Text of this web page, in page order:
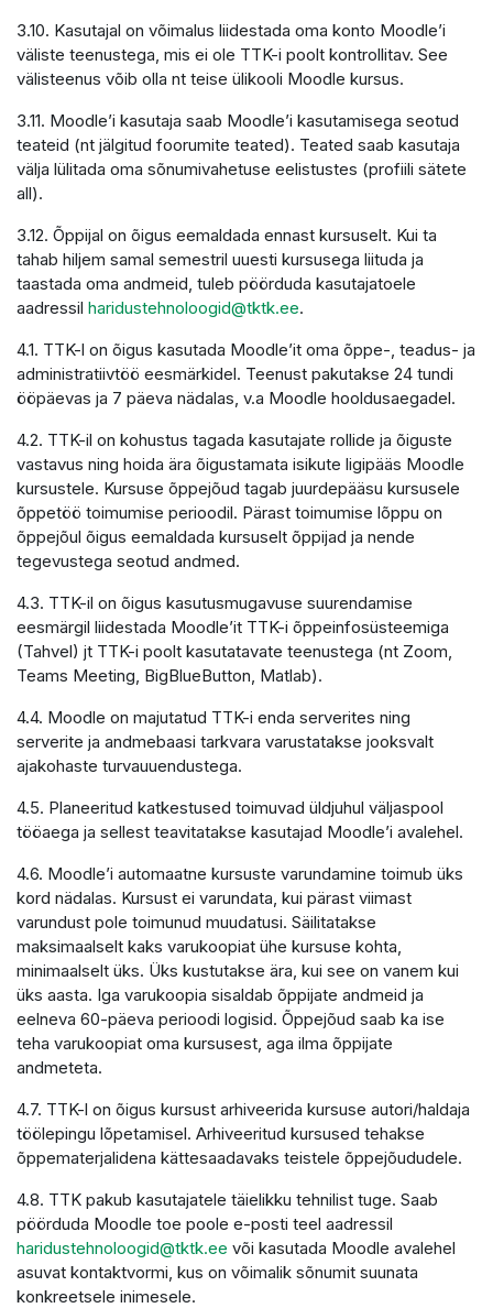
3.10. Kasutajal on võimalus liidestada oma konto Moodle’i
väliste teenustega, mis ei ole TTK-i poolt kontrollitav. See
välisteenus võib olla nt teise ülikooli Moodle kursus.
3.11. Moodle’i kasutaja saab Moodle’i kasutamisega seotud
teateid (nt jälgitud foorumite teated). Teated saab kasutaja
välja lülitada oma sõnumivahetuse eelistustes (profiili sätete
all).
3.12. Õppijal on õigus eemaldada ennast kursuselt. Kui ta
tahab hiljem samal semestril uuesti kursusega liituda ja
taastada oma andmeid, tuleb pöörduda kasutajatoele
aadressil haridustehnoloogid@tktk.ee.
4.1. TTK-l on õigus kasutada Moodle’it oma õppe-, teadus- ja
administratiivtöö eesmärkidel. Teenust pakutakse 24 tundi
ööpäevas ja 7 päeva nädalas, v.a Moodle hooldusaegadel.
4.2. TTK-il on kohustus tagada kasutajate rollide ja õiguste
vastavus ning hoida ära õigustamata isikute ligipääs Moodle
kursustele. Kursuse õppejõud tagab juurdepääsu kursusele
õppetöö toimumise perioodil. Pärast toimumise lõppu on
õppejõul õigus eemaldada kursuselt õppijad ja nende
tegevustega seotud andmed.
4.3. TTK-il on õigus kasutusmugavuse suurendamise
eesmärgil liidestada Moodle’it TTK-i õppeinfosüsteemiga
(Tahvel) jt TTK-i poolt kasutatavate teenustega (nt Zoom,
Teams Meeting, BigBlueButton, Matlab).
4.4. Moodle on majutatud TTK-i enda serverites ning
serverite ja andmebaasi tarkvara varustatakse jooksvalt
ajakohaste turvauuendustega.
4.5. Planeeritud katkestused toimuvad üldjuhul väljaspool
tööaega ja sellest teavitatakse kasutajad Moodle’i avalehel.
4.6. Moodle’i automaatne kursuste varundamine toimub üks
kord nädalas. Kursust ei varundata, kui pärast viimast
varundust pole toimunud muudatusi. Säilitatakse
maksimaalselt kaks varukoopiat ühe kursuse kohta,
minimaalselt üks. Üks kustutakse ära, kui see on vanem kui
üks aasta. Iga varukoopia sisaldab õppijate andmeid ja
eelneva 60-päeva perioodi logisid. Õppejõud saab ka ise
teha varukoopiat oma kursusest, aga ilma õppijate
andmeteta.
4.7. TTK-l on õigus kursust arhiveerida kursuse autori/haldaja
töölepingu lõpetamisel. Arhiveeritud kursused tehakse
õppematerjalidena kättesaadavaks teistele õppejõududele.
4.8. TTK pakub kasutajatele täielikku tehnilist tuge. Saab
pöörduda Moodle toe poole e-posti teel aadressil
haridustehnoloogid@tktk.ee või kasutada Moodle avalehel
asuvat kontaktvormi, kus on võimalik sõnumit suunata
konkreetsele inimesele.